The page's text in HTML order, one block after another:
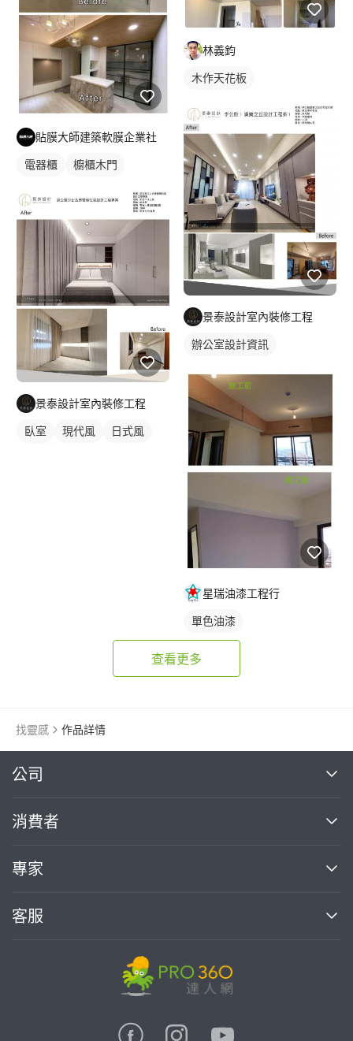
貼膜大師建築軟膜企業社
電器櫃 櫥櫃木門
景泰設計室內裝修工程
臥室 現代風
日式風
林義鈞
木作天花板
景泰設計室內裝修工程
辦公室設計資訊
星瑞油漆工程行
單色油漆
查看更多
找靈感 作品詳情
公司
關於我們
部落格
加入我們
消費者
買服務
熱門服務
專家
案件中心
客服
繼續完成